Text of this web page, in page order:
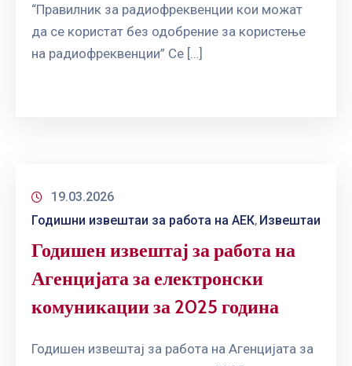
“Правилник за радиофреквенции кои можат
да се користат без одобрение за користење
на радиофреквенции” Се […]
19.03.2026
Годишни извештаи за работа на АЕК‚ Извештаи
Годишен извештај за работа на
Агенцијата за електронски
комуникации за 2025 година
Годишен извештај за работа на Агенцијата за